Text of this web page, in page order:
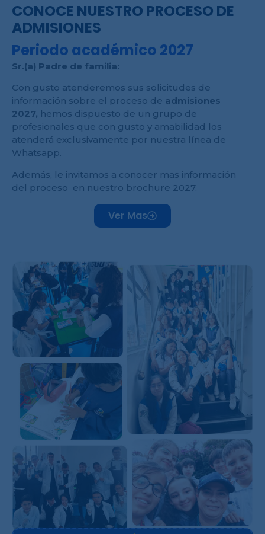
CONOCE NUESTRO PROCESO DE
ADMISIONES
Periodo académico 2027
Sr.(a) Padre de familia:
Con gusto atenderemos sus solicitudes de
información sobre el proceso de admisiones
2027, hemos dispuesto de un grupo de
profesionales que con gusto y amabilidad los
atenderá exclusivamente por nuestra línea de
Whatsapp.
Además, le invitamos a conocer mas información
del proceso en nuestro brochure 2027.
Ver Mas